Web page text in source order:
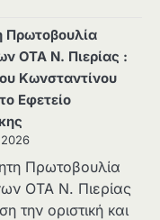
Πρωτοβουλία
ΟΤΑ Ν. Πιερίας :
Κωνσταντίνου
Εφετείο
Πρωτοβουλία
ΟΤΑ Ν. Πιερίας
την οριστική και